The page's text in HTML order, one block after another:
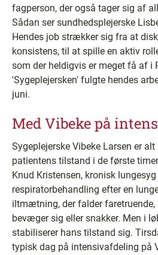
fagperson, der også tager sig af
Sådan ser sundhedsplejerske
Hendes job strækker sig fra at
konsistens, til at spille en aktiv
som der heldigvis er meget få af i
'Sygeplejersken' fulgte hendes
juni.
Med Vibeke på
Sygeplejerske Vibeke Larsen er
patientens tilstand i de første
Knud Kristensen, kronisk
respiratorbehandling efter en
iltmætning, der falder faretruende,
bevæger sig eller snakker. Men i
stabiliserer hans tilstand sig.
typisk dag på intensivafdeling på